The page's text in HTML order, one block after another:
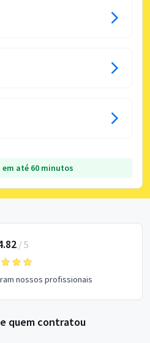
até 60 minutos
/ 5
nossos profissionais
quem contratou